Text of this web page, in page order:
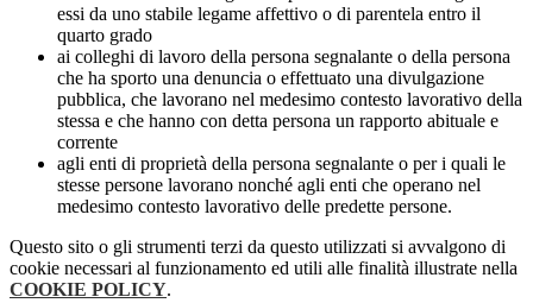
essi da uno stabile legame affettivo o di parentela entro il
quarto grado
ai colleghi di lavoro della persona segnalante o della persona
che ha sporto una denuncia o effettuato una divulgazione
pubblica, che lavorano nel medesimo contesto lavorativo della
stessa e che hanno con detta persona un rapporto abituale e
corrente
agli enti di proprietà della persona segnalante o per i quali le
stesse persone lavorano nonché agli enti che operano nel
medesimo contesto lavorativo delle predette persone.
Questo sito o gli strumenti terzi da questo utilizzati si avvalgono di
cookie necessari al funzionamento ed utili alle finalità illustrate nella
COOKIE POLICY.